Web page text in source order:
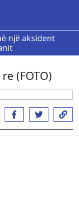
një aksident
(FOTO)